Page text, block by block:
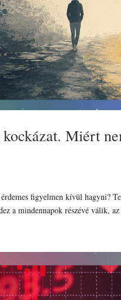
Miért
figyelmen kívül hagyni?
a mindennapok részévé válik,